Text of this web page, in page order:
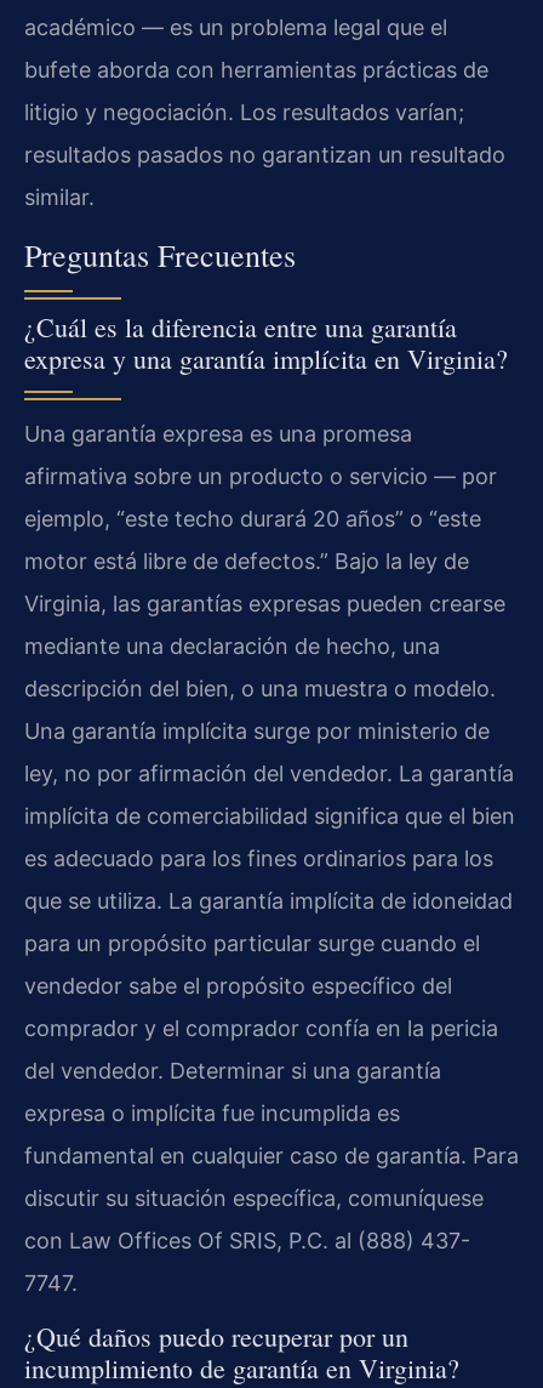
académico — es un problema legal que el
bufete aborda con herramientas prácticas de
litigio y negociación. Los resultados varían;
resultados pasados no garantizan un resultado
similar.
Preguntas Frecuentes
¿Cuál es la diferencia entre una garantía
expresa y una garantía implícita en Virginia?
Una garantía expresa es una promesa
afirmativa sobre un producto o servicio — por
ejemplo, “este techo durará 20 años” o “este
motor está libre de defectos.” Bajo la ley de
Virginia, las garantías expresas pueden crearse
mediante una declaración de hecho, una
descripción del bien, o una muestra o modelo.
Una garantía implícita surge por ministerio de
ley, no por afirmación del vendedor. La garantía
implícita de comerciabilidad significa que el bien
es adecuado para los fines ordinarios para los
que se utiliza. La garantía implícita de idoneidad
para un propósito particular surge cuando el
vendedor sabe el propósito específico del
comprador y el comprador confía en la pericia
del vendedor. Determinar si una garantía
expresa o implícita fue incumplida es
fundamental en cualquier caso de garantía. Para
discutir su situación específica, comuníquese
con Law Offices Of SRIS, P.C. al (888) 437-
7747.
¿Qué daños puedo recuperar por un
incumplimiento de garantía en Virginia?